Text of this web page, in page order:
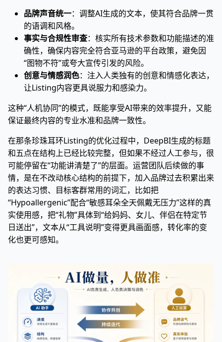
品牌声音统一：调整AI生成的文本，使其符合品牌一贯
的语调和风格。
事实与合规性审查：核实所有技术参数和功能描述的准
确性，确保内容完全符合亚马逊的平台政策，避免因
“图物不符”或夸大宣传引发的风险。
创意与情感润色：注入人类独有的创意和情感化表达，
让Listing内容更具说服力和感染力。
这种“人机协同”的模式，既能享受AI带来的效率提升，又能
保证最终内容的专业水准和品牌一致性。
在那条珍珠耳环Listing的优化过程中，DeepBI生成的标题
和五点在结构上已经比较完整，但如果不经过人工参与，很
可能停留在“功能讲清楚了”的层面。运营团队后续做的事
情，是在不改动核心结构的前提下，加入品牌过去积累出来
的表达习惯、目标客群常用的词汇，比如把
“Hypoallergenic”配合“敏感耳朵全天佩戴无压力”这样的真
实使用感，把“礼物”具体到“给妈妈、女儿、伴侣在特定节
日送出”，文本从“工具说明”变得更具画面感，转化率的变
化也更可感知。